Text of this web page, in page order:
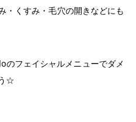
・くすみ・毛穴の開きなどにも
のフェイシャルメニューでダメ
☆